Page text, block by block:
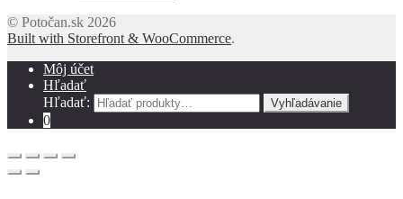
© Potočan.sk 2026
Built with Storefront & WooCommerce.
Môj účet
Hľadať
Hľadať:
Vyhľadávanie
0